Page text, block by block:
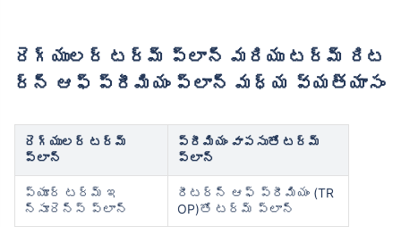
రెగ్యులర్ టర్మ్ ప్లాన్ మరియు టర్మ్ రిట
ర్న్ ఆఫ్ ప్రీమియం ప్లాన్ మధ్య వ్యత్యాసం
రెగ్యులర్ టర్మ్
ప్లాన్
ప్రీమియం వాపసుతో టర్మ్
ప్లాన్
ప్యూర్ టర్మ్ ఇ
న్సూరెన్స్ ప్లాన్
రీటర్న్ ఆఫ్ ప్రీమియం (TR
OP)తో టర్మ్ ప్లాన్